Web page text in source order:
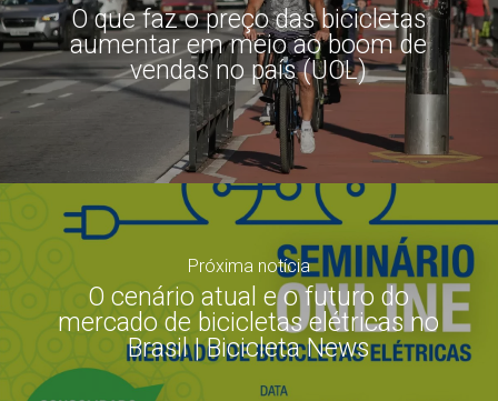
O que faz o preço das bicicletas
aumentar em meio ao boom de
vendas no país (UOL)
Próxima notícia
O cenário atual e o futuro do
mercado de bicicletas elétricas no
Brasil | Bicicleta News